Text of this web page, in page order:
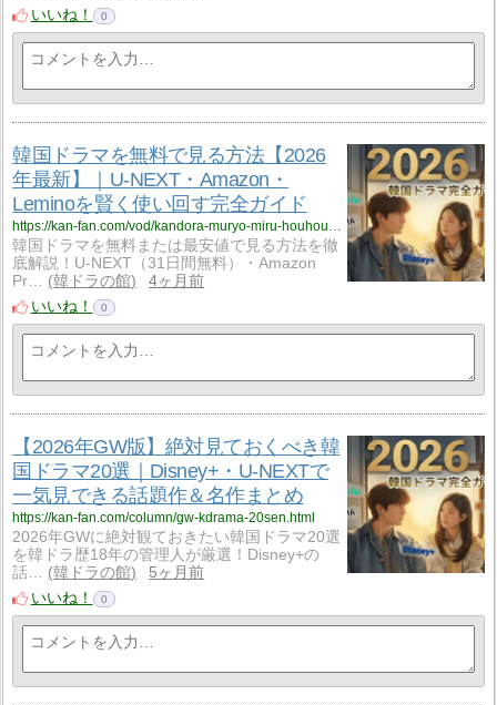
いいね！
0
韓国ドラマを無料で見る方法【2026
年最新】｜U-NEXT・Amazon・
Leminoを賢く使い回す完全ガイド
https://kan-fan.com/vod/kandora-muryo-miru-houhou.html
韓国ドラマを無料または最安値で見る方法を徹
底解説！U-NEXT（31日間無料）・Amazon
Pr…
韓ドラの館
4ヶ月前
いいね！
0
【2026年GW版】絶対見ておくべき韓
国ドラマ20選｜Disney+・U-NEXTで
一気見できる話題作＆名作まとめ
https://kan-fan.com/column/gw-kdrama-20sen.html
2026年GWに絶対観ておきたい韓国ドラマ20選
を韓ドラ歴18年の管理人が厳選！Disney+の
話…
韓ドラの館
5ヶ月前
いいね！
0